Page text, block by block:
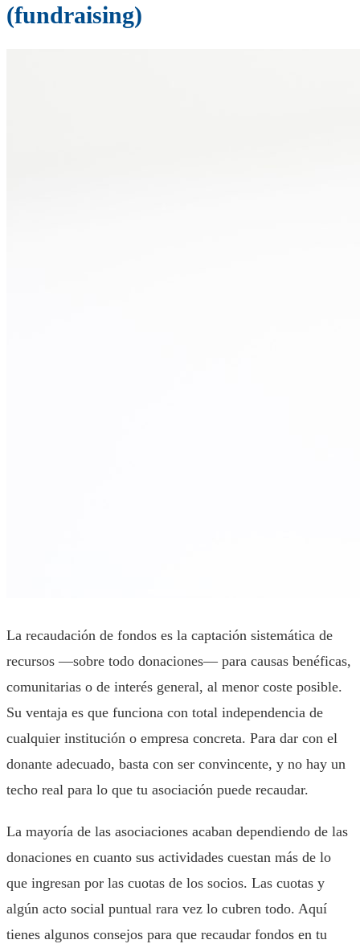
(fundraising)
La recaudación de fondos es la captación sistemática de
recursos —sobre todo donaciones— para causas benéficas,
comunitarias o de interés general, al menor coste posible.
Su ventaja es que funciona con total independencia de
cualquier institución o empresa concreta. Para dar con el
donante adecuado, basta con ser convincente, y no hay un
techo real para lo que tu asociación puede recaudar.
La mayoría de las asociaciones acaban dependiendo de las
donaciones en cuanto sus actividades cuestan más de lo
que ingresan por las cuotas de los socios. Las cuotas y
algún acto social puntual rara vez lo cubren todo. Aquí
tienes algunos consejos para que recaudar fondos en tu